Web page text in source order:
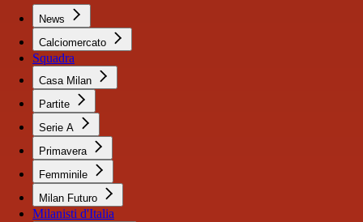
News
Calciomercato
Squadra
Casa Milan
Partite
Serie A
Primavera
Femminile
Milan Futuro
Milanisti d'Italia